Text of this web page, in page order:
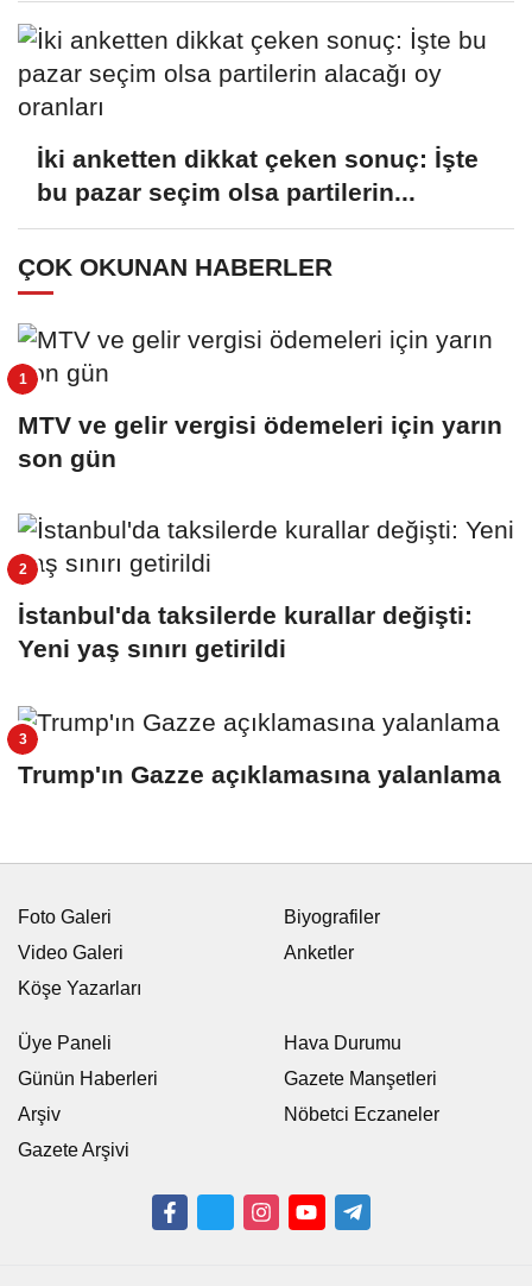
İki anketten dikkat çeken sonuç: İşte
bu pazar seçim olsa partilerin...
ÇOK OKUNAN HABERLER
MTV ve gelir vergisi ödemeleri için yarın
son gün
İstanbul'da taksilerde kurallar değişti:
Yeni yaş sınırı getirildi
Trump'ın Gazze açıklamasına yalanlama
Foto Galeri
Video Galeri
Köşe Yazarları
Biyografiler
Anketler
Üye Paneli
Günün Haberleri
Arşiv
Gazete Arşivi
Hava Durumu
Gazete Manşetleri
Nöbetci Eczaneler